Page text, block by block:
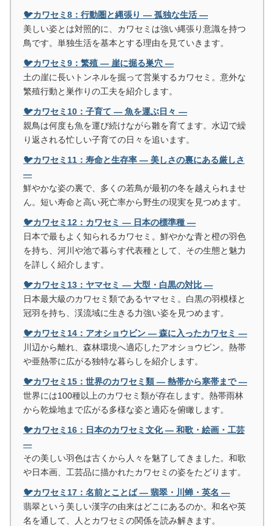
🐦カワセミ8：行動圏と縄張り ― 孤独な生活 ―
美しい姿とは対照的に、カワセミは強い縄張り意識を持つ
鳥です。単独生活を基本とする理由を見ていきます。
🐦カワセミ9：繁殖 ― 崖に掘る巣穴 ―
土の崖に長いトンネルを掘って営巣するカワセミ。意外な
繁殖行動と巣作りの工夫を紹介します。
🐦カワセミ10：子育て ― 魚を運ぶ日々 ―
親鳥は何度も魚を運び続けながら雛を育てます。水辺で繰
り返される忙しい子育ての日々を追います。
🐦カワセミ11：寿命と生存率 ― 美しさの裏にある厳しさ
―
鮮やかな姿の裏で、多くの若鳥が最初の冬を越えられませ
ん。短い寿命と高い死亡率から野生の現実を見つめます。
🐦カワセミ12：カワセミ ― 日本の標準種 ―
日本で最もよく知られるカワセミ。鮮やかな青と橙の羽色
を持ち、河川や池で暮らす代表種として、その生態と魅力
を詳しく紹介します。
🐦カワセミ13：ヤマセミ ― 大型・白黒の対比 ―
日本最大級のカワセミ類であるヤマセミ。白黒の羽模様と
冠羽を持ち、渓流域に生きる力強い姿を見つめます。
🐦カワセミ14：アオショウビン ― 森に入ったカワセミ ―
川辺から離れ、森林環境へ適応したアオショウビン。熱帯
や亜熱帯に広がる独特な暮らしを紹介します。
🐦カワセミ15：世界のカワセミ類 ― 熱帯から寒帯まで ―
世界には100種以上のカワセミ類が存在します。熱帯雨林
から乾燥地まで広がる多様な姿と適応を俯瞰します。
🐦カワセミ16：日本のカワセミ文化 ― 和歌・絵画・工芸
―
その美しい羽色は古くから人々を魅了してきました。和歌
や日本画、工芸品に描かれたカワセミの姿をたどります。
🐦カワセミ17：名前とことば ― 翡翠・川蝉・英名 ―
翡翠という美しい漢字の由来はどこにあるのか。和名や英
名を通して、人とカワセミの関係を読み解きます。